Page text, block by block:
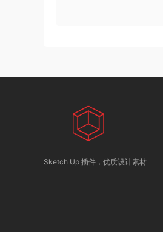
Sketch Up 插件，优质设计素材